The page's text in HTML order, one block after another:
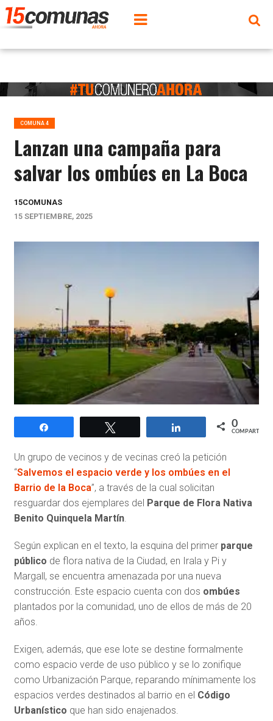
COMUNA 4
Lanzan una campaña para
salvar los ombúes en La Boca
15COMUNAS
15 SEPTIEMBRE, 2025
Compartir 0
COMPARTIR
Un grupo de vecinos y de vecinas creó la petición
“Salvemos el espacio verde y los ombúes en el
Barrio de la Boca”, a través de la cual solicitan
resguardar dos ejemplares del Parque de Flora Nativa
Benito Quinquela Martín.
Según explican en el texto, la esquina del primer parque
público de flora nativa de la Ciudad, en Irala y Pi y
Margall, se encuentra amenazada por una nueva
construcción. Este espacio cuenta con dos ombúes
plantados por la comunidad, uno de ellos de más de 20
años.
Exigen, además, que ese lote se destine formalmente
como espacio verde de uso público y se lo zonifique
como Urbanización Parque, reparando mínimamente los
espacios verdes destinados al barrio en el Código
Urbanístico que han sido enajenados.